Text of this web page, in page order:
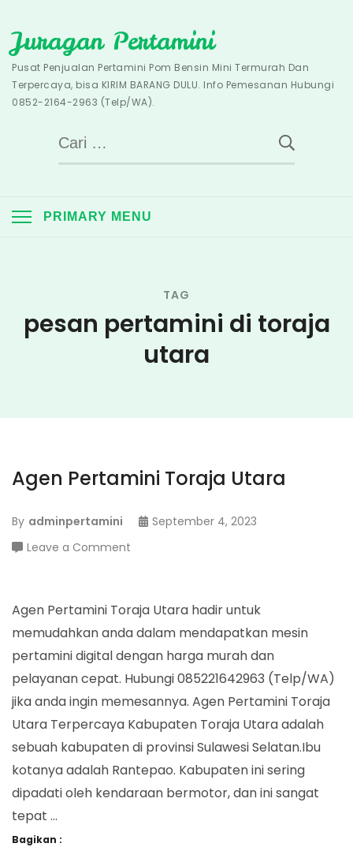
to
content
Juragan Pertamini
Pusat Penjualan Pertamini Pom Bensin Mini Termurah Dan
Terpercaya, bisa KIRIM BARANG DULU. Info Pemesanan Hubungi
0852-2164-2963 (Telp/WA).
Cari
untuk:
PRIMARY MENU
TAG
pesan pertamini di toraja
utara
Agen Pertamini Toraja Utara
By adminpertamini
September 4, 2023
Leave a Comment
Toraja
Utara
Agen Pertamini Toraja Utara hadir untuk
memudahkan anda dalam mendapatkan mesin
pertamini digital dengan harga murah dan
pelayanan cepat. Hubungi 085221642963 (Telp/WA)
jika anda ingin memesannya. Agen Pertamini Toraja
Utara Terpercaya Kabupaten Toraja Utara adalah
sebuah kabupaten di provinsi Sulawesi Selatan.Ibu
kotanya adalah Rantepao. Kabupaten ini sering
dipadati oleh kendaraan bermotor, dan ini sangat
tepat …
Bagikan :